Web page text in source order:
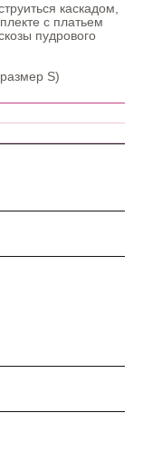
каскадом,
с платьем
пудрового
S)